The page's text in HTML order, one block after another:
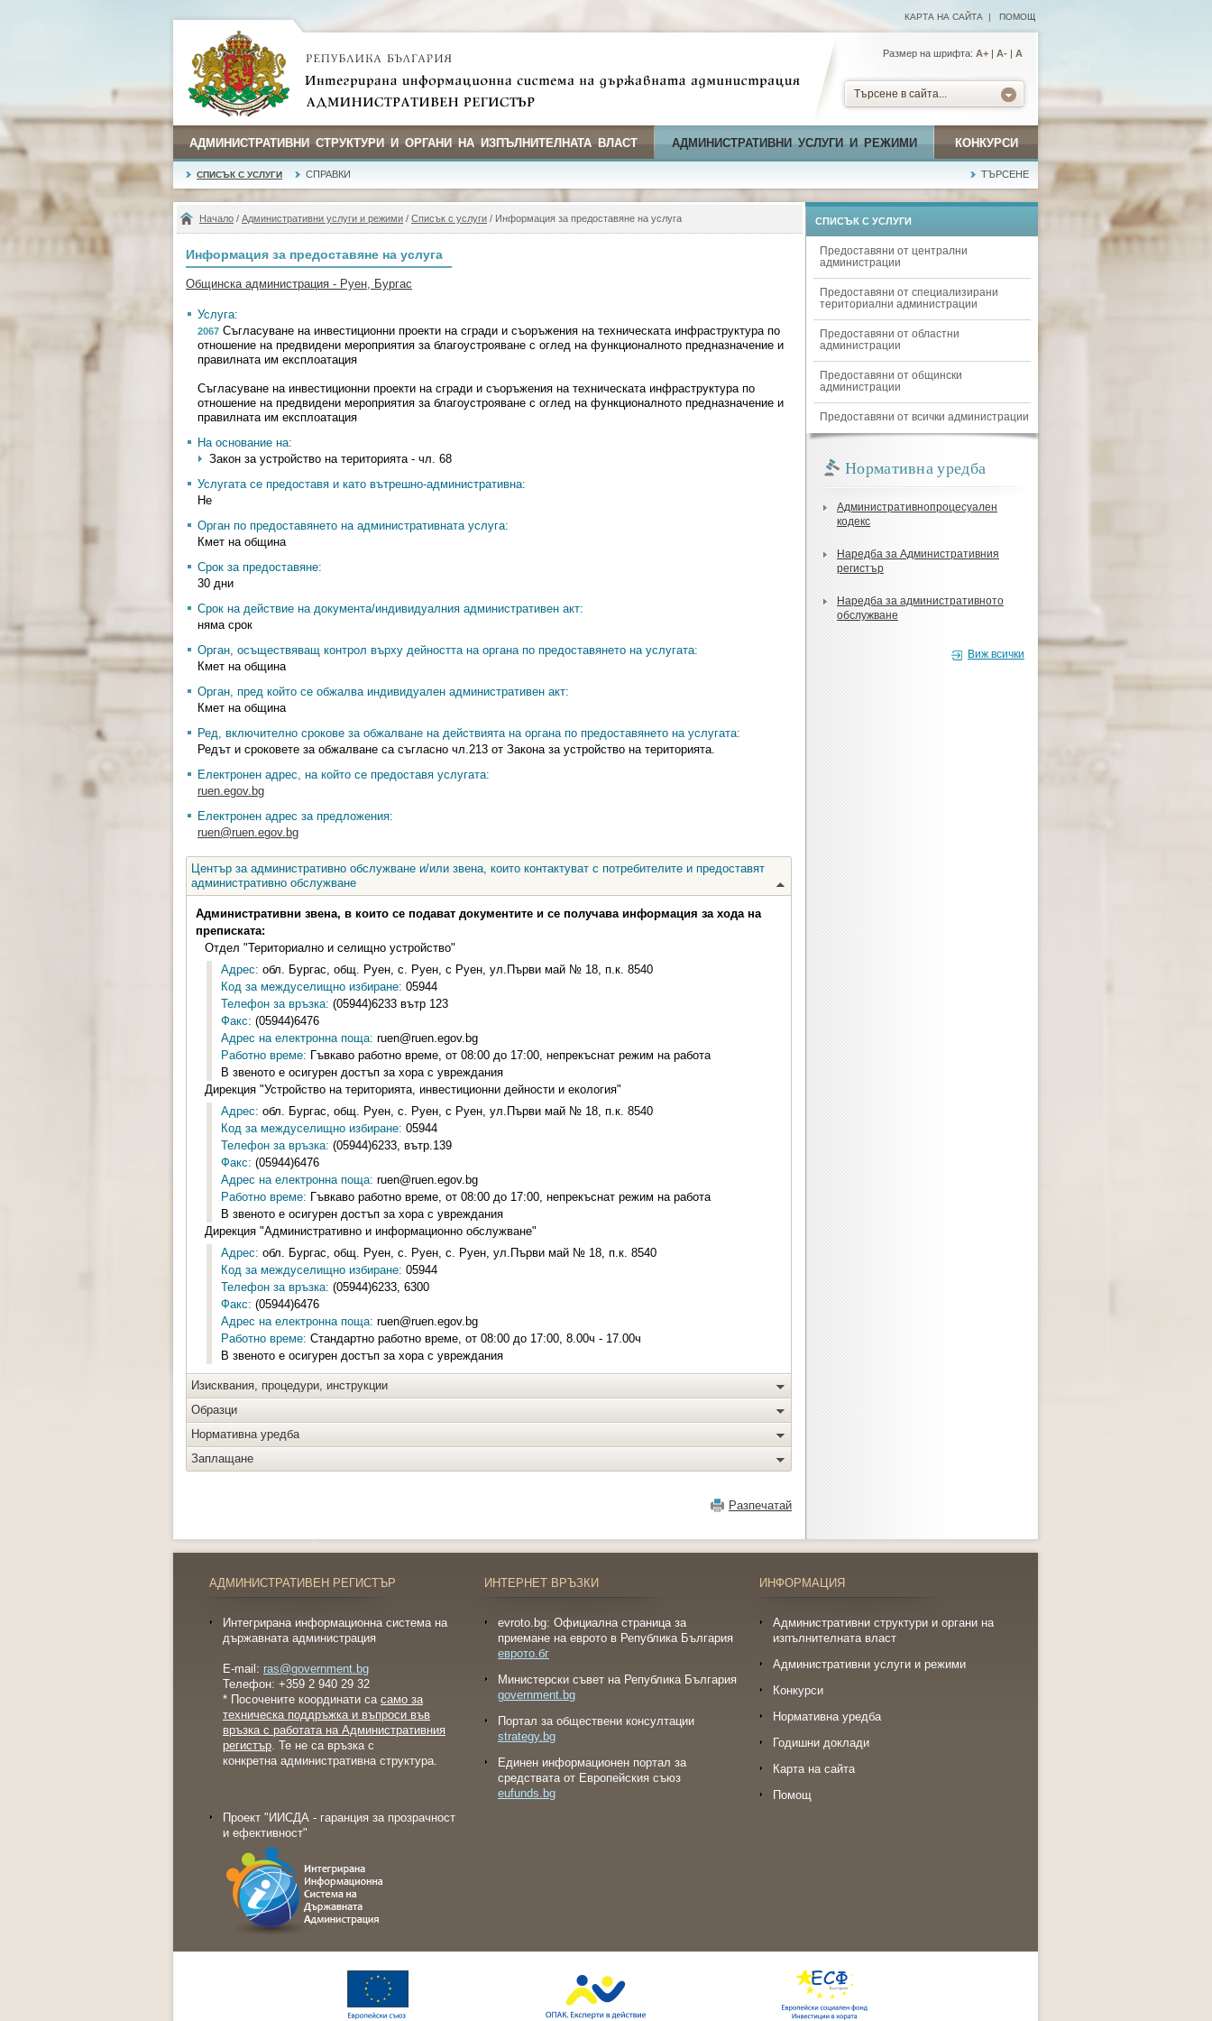
КАРТА НА САЙТА | ПОМОЩ
Размер на шрифта: А+ | A- | A
Търсене в сайта...
АДМИНИСТРАТИВНИ СТРУКТУРИ И ОРГАНИ НА ИЗПЪЛНИТЕЛНАТА ВЛАСТ АДМИНИСТРАТИВНИ УСЛУГИ И РЕЖИМИ КОНКУРСИ
СПИСЪК С УСЛУГИ СПРАВКИ ТЪРСЕНЕ
Начало / Административни услуги и режими / Списък с услуги / Информация за предоставяне на услуга
Информация за предоставяне на услуга
Общинска администрация - Руен, Бургас
Услуга:
2067 Съгласуване на инвестиционни проекти на сгради и съоръжения на техническата инфраструктура по
отношение на предвидени мероприятия за благоустрояване с оглед на функционалното предназначение и
правилната им експлоатация
Съгласуване на инвестиционни проекти на сгради и съоръжения на техническата инфраструктура по
отношение на предвидени мероприятия за благоустрояване с оглед на функционалното предназначение и
правилната им експлоатация
На основание на:
Закон за устройство на територията - чл. 68
Услугата се предоставя и като вътрешно-административна:
Не
Орган по предоставянето на административната услуга:
Кмет на община
Срок за предоставяне:
30 дни
Срок на действие на документа/индивидуалния административен акт:
няма срок
Орган, осъществяващ контрол върху дейността на органа по предоставянето на услугата:
Кмет на община
Орган, пред който се обжалва индивидуален административен акт:
Кмет на община
Ред, включително срокове за обжалване на действията на органа по предоставянето на услугата:
Редът и сроковете за обжалване са съгласно чл.213 от Закона за устройство на територията.
Електронен адрес, на който се предоставя услугата:
ruen.egov.bg
Електронен адрес за предложения:
ruen@ruen.egov.bg
Център за административно обслужване и/или звена, които контактуват с потребителите и предоставят
административно обслужване
Административни звена, в които се подават документите и се получава информация за хода на
преписката:
Отдел "Териториално и селищно устройство"
Адрес: обл. Бургас, общ. Руен, с. Руен, с Руен, ул.Първи май № 18, п.к. 8540
Код за междуселищно избиране: 05944
Телефон за връзка: (05944)6233 вътр 123
Факс: (05944)6476
Адрес на електронна поща: ruen@ruen.egov.bg
Работно време: Гъвкаво работно време, от 08:00 до 17:00, непрекъснат режим на работа
В звеното е осигурен достъп за хора с увреждания
Дирекция "Устройство на територията, инвестиционни дейности и екология"
Адрес: обл. Бургас, общ. Руен, с. Руен, с Руен, ул.Първи май № 18, п.к. 8540
Код за междуселищно избиране: 05944
Телефон за връзка: (05944)6233, вътр.139
Факс: (05944)6476
Адрес на електронна поща: ruen@ruen.egov.bg
Работно време: Гъвкаво работно време, от 08:00 до 17:00, непрекъснат режим на работа
В звеното е осигурен достъп за хора с увреждания
Дирекция "Административно и информационно обслужване"
Адрес: обл. Бургас, общ. Руен, с. Руен, с. Руен, ул.Първи май № 18, п.к. 8540
Код за междуселищно избиране: 05944
Телефон за връзка: (05944)6233, 6300
Факс: (05944)6476
Адрес на електронна поща: ruen@ruen.egov.bg
Работно време: Стандартно работно време, от 08:00 до 17:00, 8.00ч - 17.00ч
В звеното е осигурен достъп за хора с увреждания
Изисквания, процедури, инструкции
Образци
Нормативна уредба
Заплащане
Разпечатай
СПИСЪК С УСЛУГИ
Предоставяни от централни
администрации
Предоставяни от специализирани
териториални администрации
Предоставяни от областни
администрации
Предоставяни от общински
администрации
Предоставяни от всички администрации
Нормативна уредба
Административнопроцесуален
кодекс
Наредба за Административния
регистър
Наредба за административното
обслужване
Виж всички
АДМИНИСТРАТИВЕН РЕГИСТЪР
Интегрирана информационна система на
държавната администрация
E-mail: ras@government.bg
Телефон: +359 2 940 29 32
* Посочените координати са само за
техническа поддръжка и въпроси във
връзка с работата на Административния
регистър. Те не са връзка с
конкретна административна структура.
Проект "ИИСДА - гаранция за прозрачност
и ефективност"
ИНТЕРНЕТ ВРЪЗКИ
evroto.bg: Официална страница за
приемане на еврото в Република България
еврото.бг
Министерски съвет на Република България
government.bg
Портал за обществени консултации
strategy.bg
Eдинен информационен портал за
средствата от Европейския съюз
eufunds.bg
ИНФОРМАЦИЯ
Административни структури и органи на
изпълнителната власт
Административни услуги и режими
Конкурси
Нормативна уредба
Годишни доклади
Карта на сайта
Помощ